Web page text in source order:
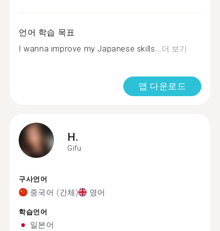
언어 학습 목표
I wanna improve my Japanese skills...더 보기
앱 다운로드
H.
Gifu
구사언어
중국어 (간체) 영어
학습언어
일본어